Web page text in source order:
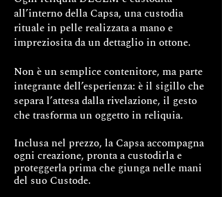
La catena è opzionale, le misure sono
Cm. 50/60/70/80/90
regolabili fino a cm.5 a misura
inferiore.
Il cuore, un emblema universale di
amore, affetto e passione. Questo
delicato ciondolo portafoto a forma di
cuore anatomico è una
rappresentazione tangibile di questi
all’interno della Capsa, una custodia
rituale in pelle realizzata a mano e
impreziosita da un dettaglio in ottone.
Non è un semplice contenitore, ma parte
integrante dell’esperienza: è il sigillo che
separa l’attesa dalla rivelazione, il gesto
che trasforma un oggetto in reliquia.
Inclusa nel prezzo, la Capsa accompagna
ogni creazione, pronta a custodirla e
proteggerlaprima che giunga nelle mani
del suo Custode.